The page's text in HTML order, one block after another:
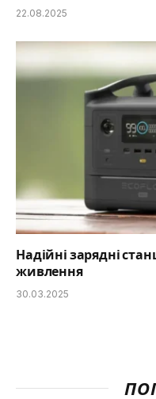
22.08.2025
Надійні зарядні
живлення
30.03.2025